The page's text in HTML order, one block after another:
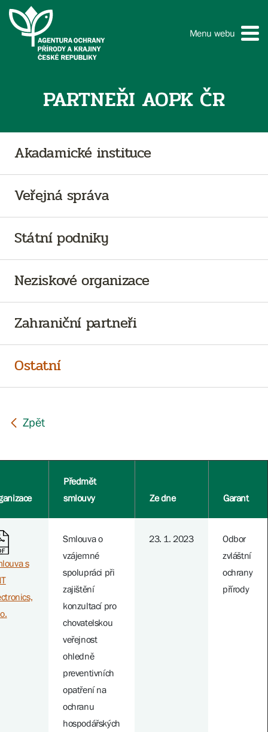
Menu webu
PARTNEŘI AOPK ČR
Akadamické instituce
Veřejná správa
Státní podniky
Neziskové organizace
Zahraniční partneři
Ostatní
Předmět
smlouvy
Ze dne Garant
s
Smlouva o
vzájemné
spolupráci při
zajištění
konzultací pro
chovatelskou
veřejnost
ohledně
preventivních
opatření na
ochranu
hospodářských
23. 1. 2023
Odbor
zvláštní
ochrany
přírody